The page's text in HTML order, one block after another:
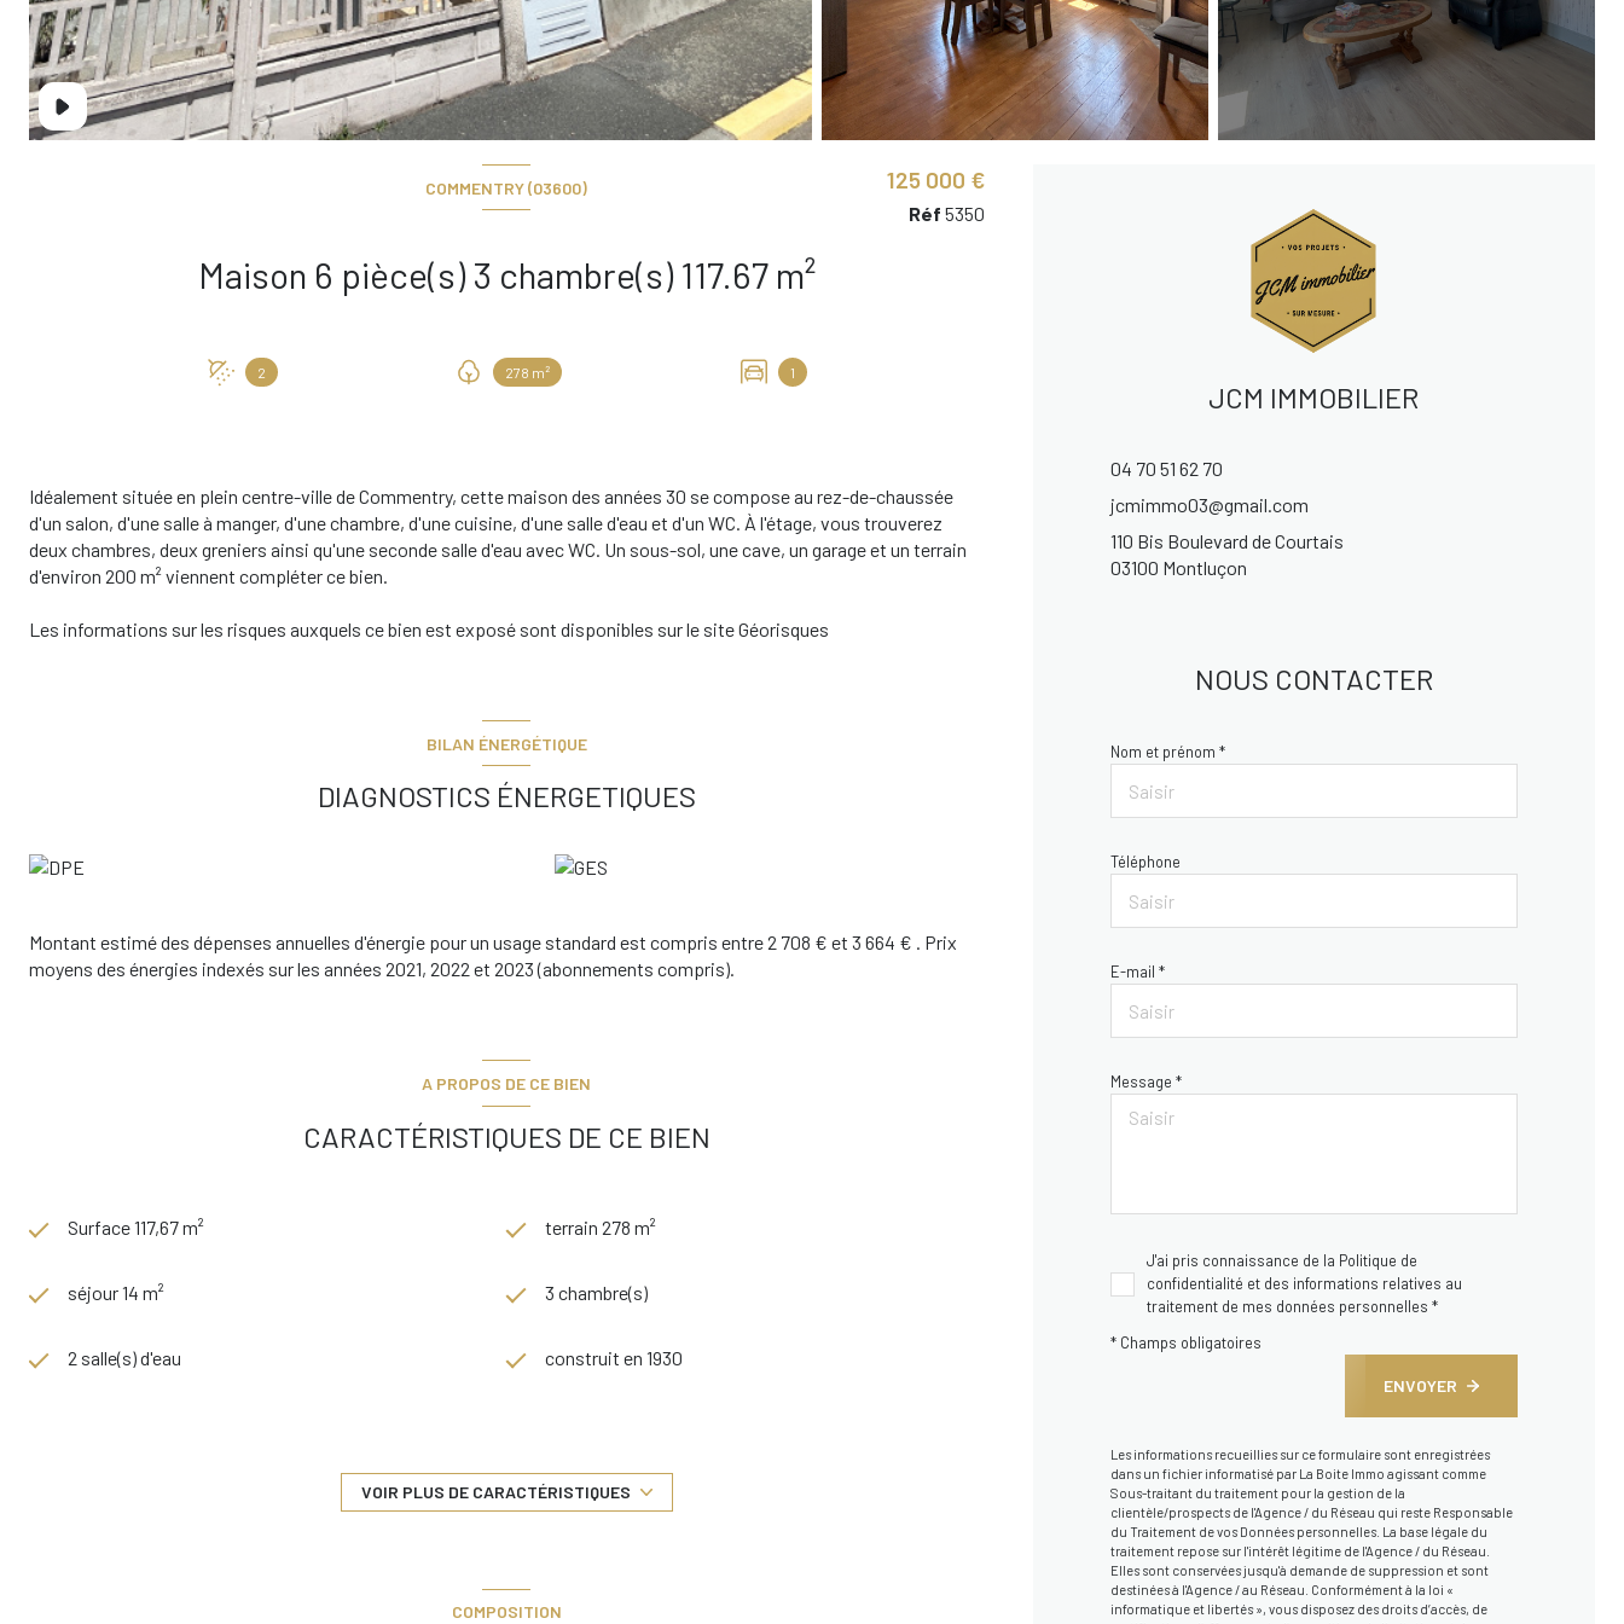
COMMENTRY (03600)
Maison 6 pièce(s) 3 chambre(s) 117.67 m²
2 278 m² 1
125 000 €
Réf 5350
Idéalement située en plein centre-ville de Commentry, cette maison des années 30 se compose au rez-de-chaussée
d'un salon, d'une salle à manger, d'une chambre, d'une cuisine, d'une salle d'eau et d'un WC. À l'étage, vous trouverez
deux chambres, deux greniers ainsi qu'une seconde salle d'eau avec WC. Un sous-sol, une cave, un garage et un terrain
d'environ 200 m² viennent compléter ce bien.
Les informations sur les risques auxquels ce bien est exposé sont disponibles sur le siteGéorisques
BILAN ÉNERGÉTIQUE
DIAGNOSTICS ÉNERGETIQUES
Montant estimé des dépenses annuelles d'énergie pour un usage standard est compris entre 2 708 € et 3 664 € . Prix
moyens des énergies indexés sur les années 2021, 2022 et 2023 (abonnements compris).
A PROPOS DE CE BIEN
CARACTÉRISTIQUES DE CE BIEN
Surface 117,67 m² terrain 278 m²
séjour 14 m² 3 chambre(s)
2 salle(s) d'eau construit en 1930
exposition Nord-Sud
cave
VOIR PLUS DE CARACTÉRISTIQUES
COMPOSITION
JCM IMMOBILIER
04 70 51 62 70
jcmimmo03@gmail.com
110 Bis Boulevard de Courtais
03100 Montluçon
NOUS CONTACTER
Nom et prénom *
Téléphone
E-mail *
Message *
J'ai pris connaissance de la Politique de
confidentialité et des informations relatives au
traitement de mes données personnelles *
* Champs obligatoires
ENVOYER
Les informations recueillies sur ce formulaire sont enregistrées
dans un fichier informatisé par La Boite Immo agissant comme
Sous-traitant du traitement pour la gestion de la
clientèle/prospects de l'Agence / du Réseau qui reste Responsable
du Traitement de vos Données personnelles. La base légale du
traitement repose sur l'intérêt légitime de l'Agence / du Réseau.
Elles sont conservées jusqu'à demande de suppression et sont
destinées à l'Agence / au Réseau. Conformément à la loi «
informatique et libertés », vous disposez des droits d’accès, de